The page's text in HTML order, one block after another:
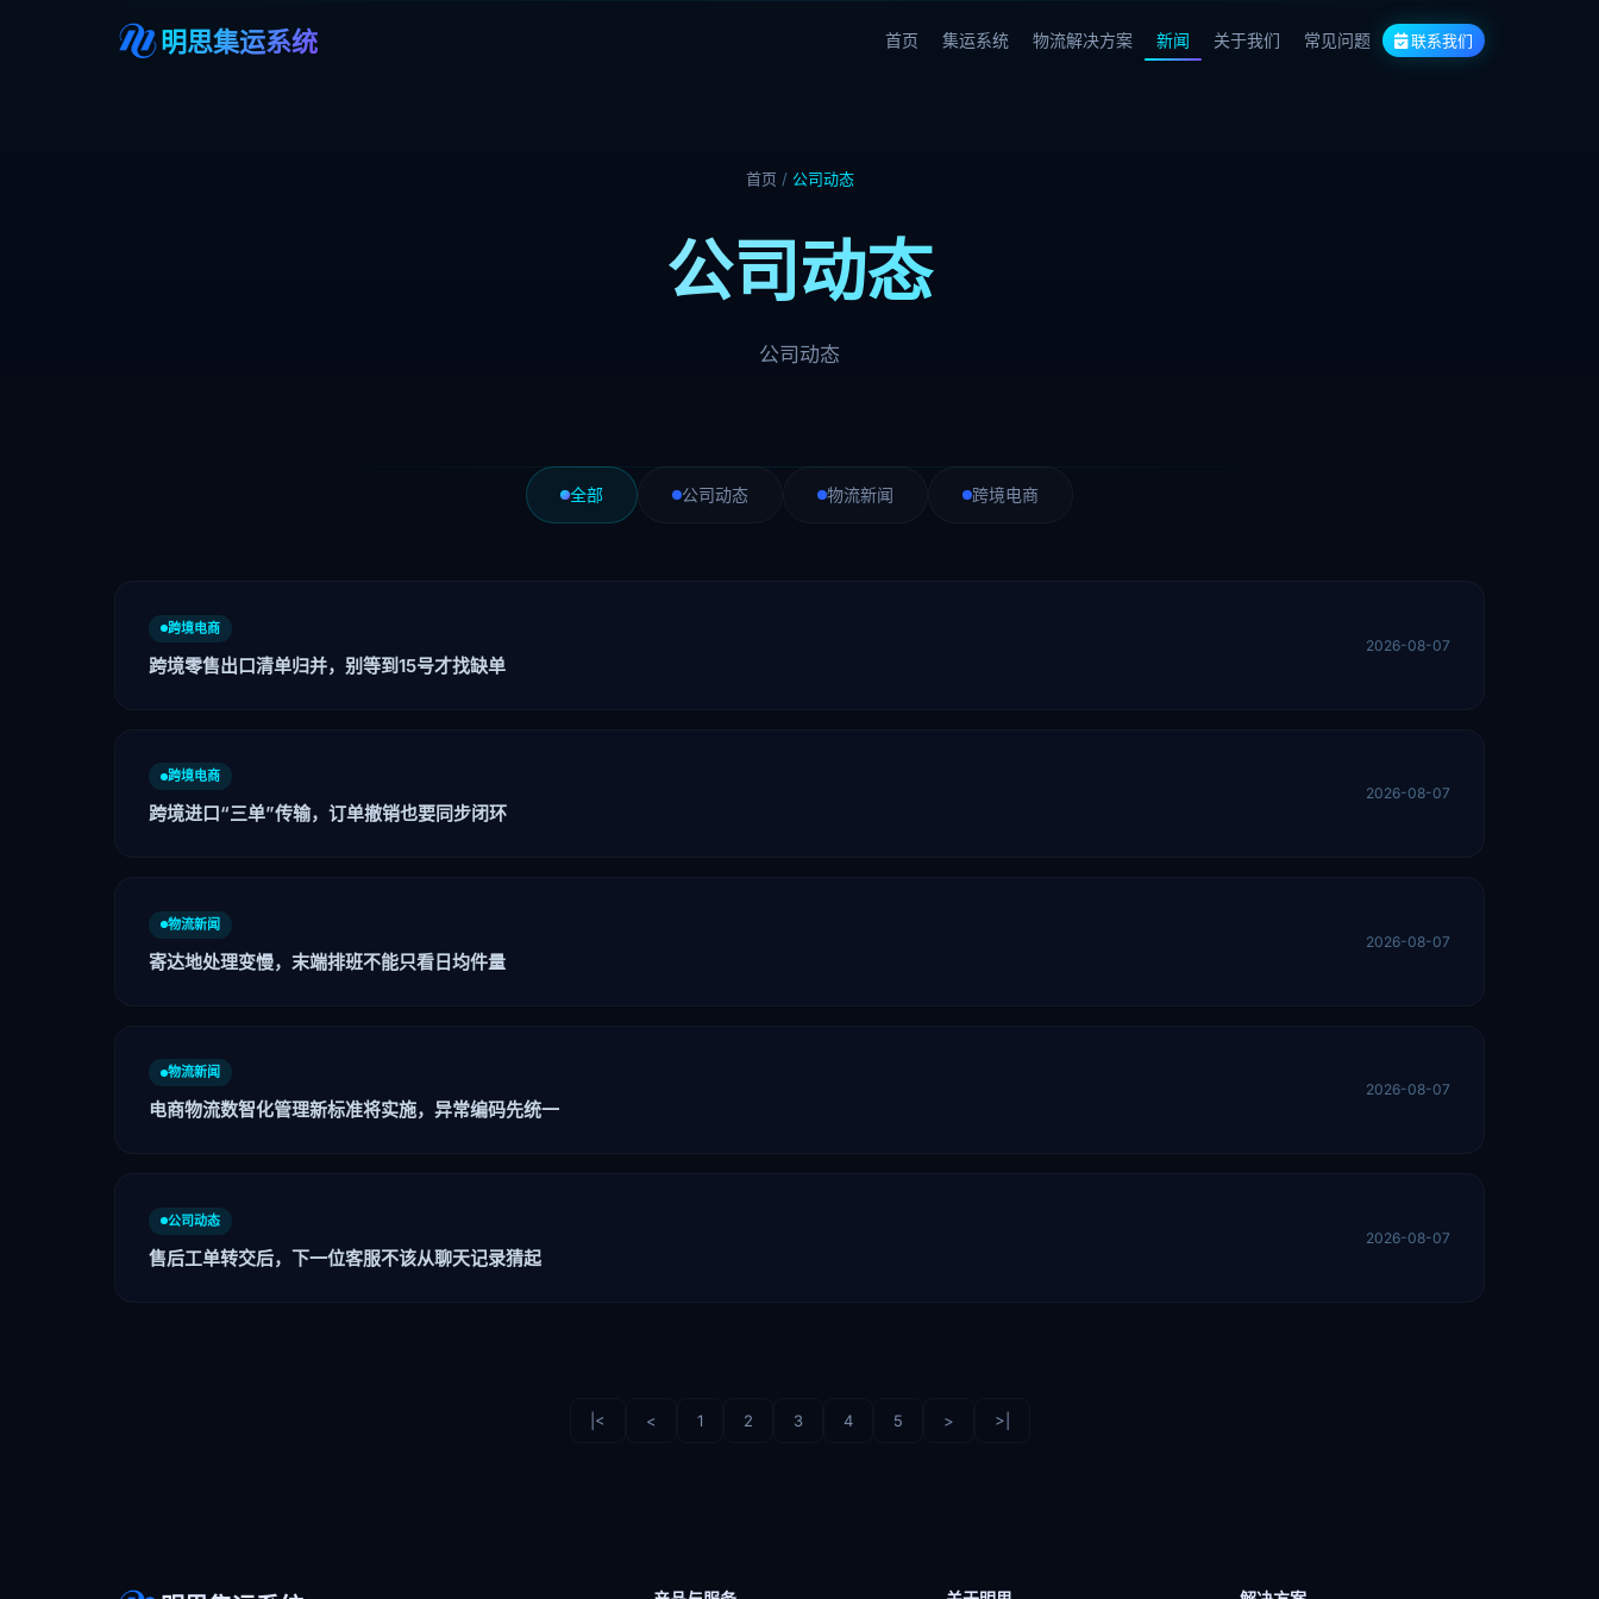
明思集运系统 首页 集运系统 物流解决方案 新闻 关于我们 常见问题 联系我们
首页 / 公司动态
公司动态
公司动态
全部 公司动态 物流新闻 跨境电商
跨境电商
跨境零售出口清单归并，别等到15号才找缺单
2026-08-07
跨境电商
跨境进口“三单”传输，订单撤销也要同步闭环
2026-08-07
物流新闻
寄达地处理变慢，末端排班不能只看日均件量
2026-08-07
物流新闻
电商物流数智化管理新标准将实施，异常编码先统一
2026-08-07
公司动态
售后工单转交后，下一位客服不该从聊天记录猜起
2026-08-07
|< < 1 2 3 4 5 > >|